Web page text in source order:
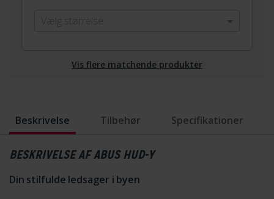
Vælg størrelse
Vis flere matchende produkter
Beskrivelse Tilbehør Specifikationer
BESKRIVELSE AF ABUS HUD-Y
Din stilfulde ledsager i byen